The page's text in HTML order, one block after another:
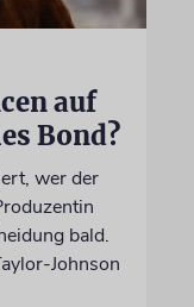
auf
Bond?
wer der
bald.
Johnson